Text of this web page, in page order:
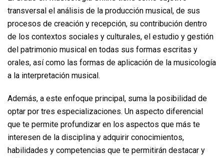
transversal el análisis de la producción musical, de sus
procesos de creación y recepción, su contribución dentro
de los contextos sociales y culturales, el estudio y gestión
del patrimonio musical en todas sus formas escritas y
orales, así como las formas de aplicación de la musicología
a la interpretación musical.
Además, a este enfoque principal, suma la posibilidad de
optar por tres especializaciones. Un aspecto diferencial
que te permite profundizar en los aspectos que más te
interesen de la disciplina y adquirir conocimientos,
habilidades y competencias que te permitirán destacar y